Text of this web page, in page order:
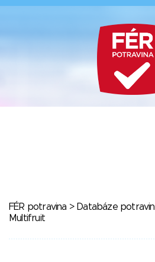
FÉR potravina > Databáze potravin
Multifruit